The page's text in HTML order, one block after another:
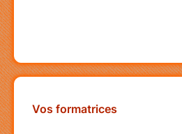
Vos formatrices